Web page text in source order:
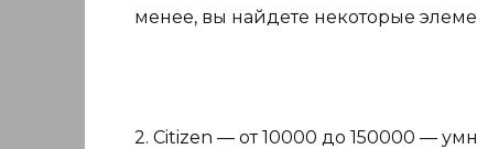
менее, вы найдете некоторые
2. Citizen — от 10000 до 150000 —